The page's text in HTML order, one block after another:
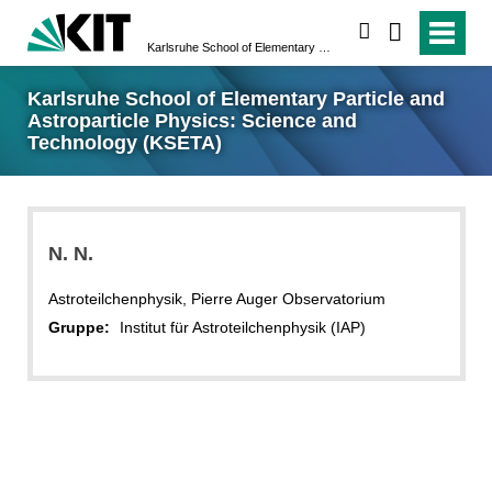
Karlsruhe School of Elementary Particle and
Astroparticle Physics: Science and
Technology (KSETA)
N. N.
Astroteilchenphysik, Pierre Auger Observatorium
Gruppe:
Institut für Astroteilchenphysik (IAP)